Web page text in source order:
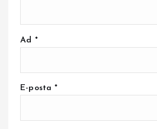
Ad *
E-posta*